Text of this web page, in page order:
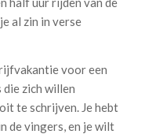
al zin in verse
voor een
zich willen
te schrijven. Je hebt
de vingers, en je wilt